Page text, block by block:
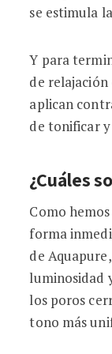
se estimula
Y para
de
aplican
de tonificar
¿Cuáles
Como
forma
de
luminosidad
los poros
tono más